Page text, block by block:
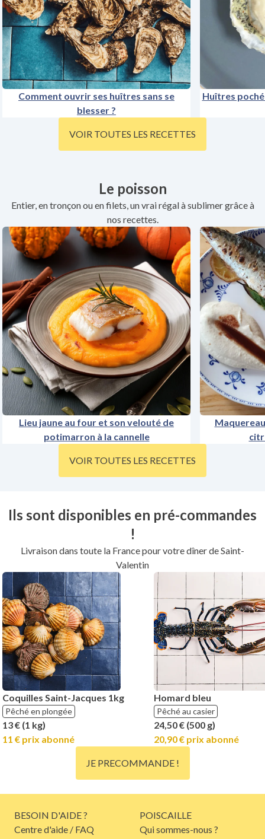
Comment ouvrir ses huîtres sans se
blesser ?
Huîtres
VOIR TOUTES LES RECETTES
Le poisson
Entier, en tronçon ou en filets, un vrai régal à sublimer grâce à
nos recettes.
Lieu jaune au four et son velouté de
potimarron à la cannelle
VOIR TOUTES LES RECETTES
Ils sont disponibles en pré-commandes
!
Livraison dans toute la France pour votre dîner de Saint-
Valentin
Coquilles Saint-Jacques 1kg
Pêché en plongée
13 € (1 kg)
11 € prix abonné
Homard bleu
Pêché au casier
24,50 € (500 g)
20,90 € prix abonné
JE PRECOMMANDE !
BESOIN D'AIDE ?
Centre d'aide / FAQ
POISCAILLE
Qui sommes-nous ?